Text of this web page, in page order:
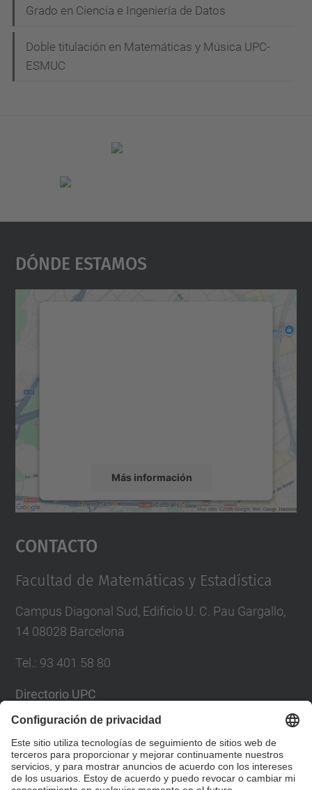
g
c
Grado en Ciencia e Ingeniería de Datos
Doble titulación en Matemáticas y Música UPC-
ESMUC
Dónde Estamos
Más información
Aceptar
powered by
Contacto
Facultad de Matemáticas y Estadística
Campus Diagonal Sud, Edificio U. C. Pau Gargallo,
14 08028 Barcelona
Tel. : 93 401 58 80
Directorio UPC
Formulario de contacto
Lista Redes Sociales